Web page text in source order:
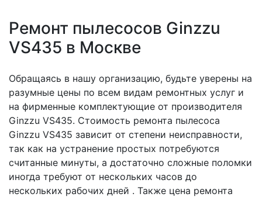
Ремонт пылесосов Ginzzu
VS435 в Москве
Обращаясь в нашу организацию, будьте уверены на
разумные цены по всем видам ремонтных услуг и
на фирменные комплектующие от производителя
Ginzzu VS435. Стоимость ремонта пылесоса
Ginzzu VS435 зависит от степени неисправности,
так как на устранение простых потребуются
считанные минуты, а достаточно сложные поломки
иногда требуют от нескольких часов до
нескольких рабочих дней . Также цена ремонта